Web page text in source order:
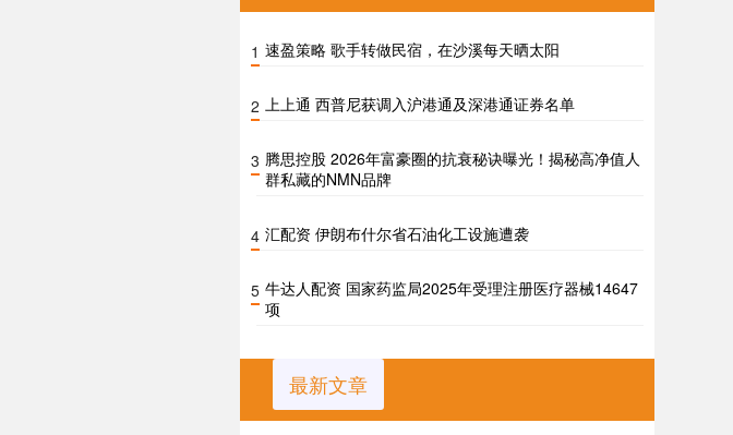
1 速盈策略 歌手转做民宿，在沙溪每天晒太阳
2 上上通 西普尼获调入沪港通及深港通证券名单
3 腾思控股 2026年富豪圈的抗衰秘诀曝光！揭秘高净值人
群私藏的NMN品牌
4 汇配资 伊朗布什尔省石油化工设施遭袭
5 牛达人配资 国家药监局2025年受理注册医疗器械14647
项
最新文章